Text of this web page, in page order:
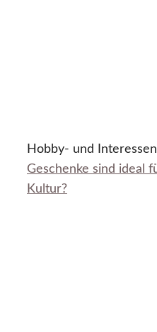
Hobby- und
Geschenke sind ideal
Kultur?